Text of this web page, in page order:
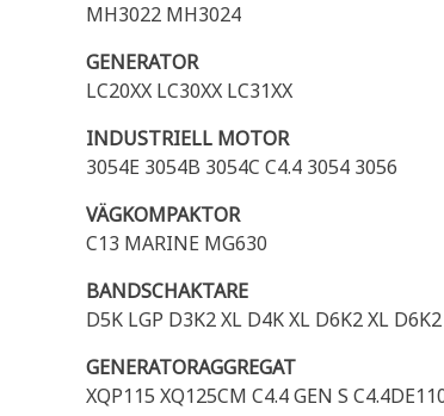
MH3022 MH3024
GENERATOR
LC20XX LC30XX LC31XX
INDUSTRIELL MOTOR
3054E 3054B 3054C C4.4 3054 3056
VÄGKOMPAKTOR
C13 MARINE MG630
BANDSCHAKTARE
D5K LGP D3K2 XL D4K XL D6K2 XL
GENERATORAGGREGAT
XQP115 XQ125CM C4.4 GEN S